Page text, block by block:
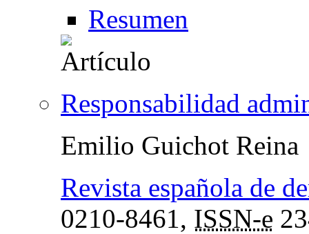
Resumen
Responsabilidad
Emilio Guichot Reina
Revista española de
0210-8461, ISSN-e